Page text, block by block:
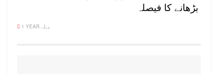
بڑھانے کا فیصلہ
1 YEAR پہلے